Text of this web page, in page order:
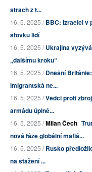
strach z t...
16. 5. 2025 /BBC: Izraelci v
stovku lidí
16. 5. 2025 /Ukrajina
„dalšímu kroku“
16. 5. 2025 /Dnešní
imigrantská ne...
16. 5. 2025 /Vědci proti
armádu úplně...
16. 5. 2025 /Milan Čech
nová fáze globální mafiá...
16. 5. 2025 /Rusko
na stažení ...